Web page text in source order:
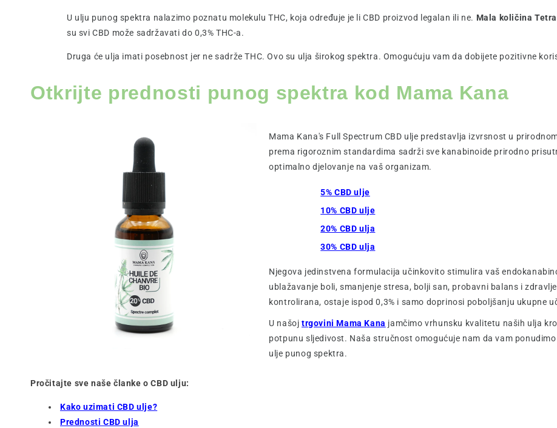
U ulju punog spektra nalazimo poznatu molekulu THC, koja određuje je li CBD proizvod legalan ili ne. Mala količina
su svi CBD može sadržavati do 0,3% THC-a.
Druga će ulja imati posebnost jer ne sadrže THC. Ovo su ulja širokog spektra. Omogućuju vam da dobijete pozitivne
Otkrijte prednosti punog spektra kod Mama Kana
Mama Kana's Full Spectrum CBD ulje predstavlja izvrsnost u
prema rigoroznim standardima sadrži sve kanabinoide prirodno
optimalno djelovanje na vaš organizam.
5% CBD ulje
10% CBD ulje
20% CBD ulja
30% CBD ulja
Njegova jedinstvena formulacija učinkovito stimulira vaš
ublažavanje boli, smanjenje stresa, bolji san, probavni balans i
kontrolirana, ostaje ispod 0,3% i samo doprinosi poboljšanju ukupne
U našoj trgovini Mama Kana jamčimo vrhunsku kvalitetu naših ulja
potpunu sljedivost. Naša stručnost omogućuje nam da vam
ulje punog spektra.
Pročitajte sve naše članke o CBD ulju:
Kako uzimati CBD ulje?
Prednosti CBD ulja